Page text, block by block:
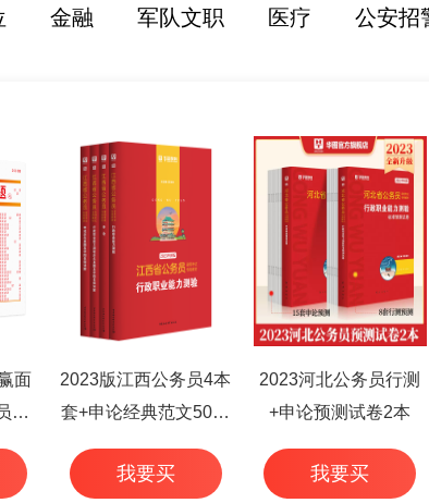
金融 军队文职 医疗 公安招
面
面
2023版江西公务员4本
套+申论经典范文50篇
+行测高频考点 6本
我要买
2023河北公务员行测
+申论预测试卷2本
我要买